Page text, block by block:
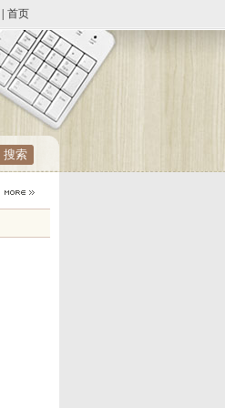
首页